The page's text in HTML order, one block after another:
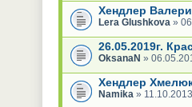
Хендлер
Lera Glushkova »
26.05.2019г.
OksanaN »
Хендлер
Namika »